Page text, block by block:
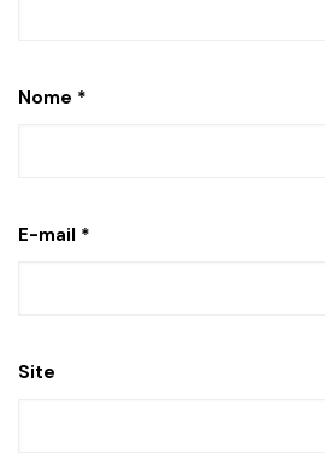
Nome *
E-mail *
Site